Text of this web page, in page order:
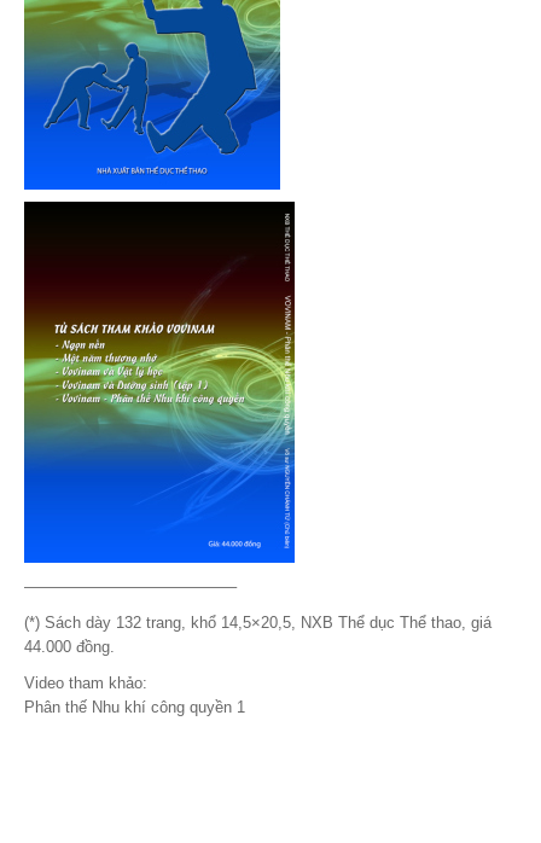
—————————————–
(*) Sách dày 132 trang, khổ 14,5×20,5, NXB Thể dục Thể thao, giá
44.000 đồng.
Video tham khảo:
Phân thế Nhu khí công quyền 1